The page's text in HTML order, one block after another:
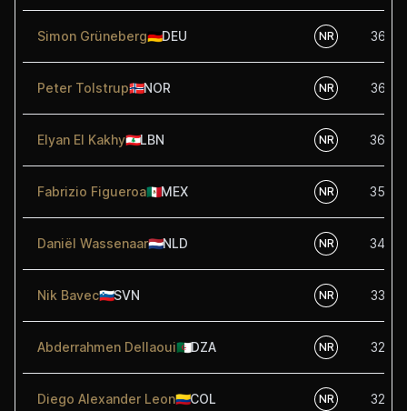
Simon Grüneberg🇩🇪DEU NR 36.25
Peter Tolstrup🇳🇴NOR NR 36.25
Elyan El Kakhy🇱🇧LBN NR 36.00
Fabrizio Figueroa🇲🇽MEX NR 35.00
Daniël Wassenaar🇳🇱NLD NR 34.00
Nik Bavec🇸🇮SVN NR 33.00
Abderrahmen Dellaoui🇩🇿DZA NR 32.50
Diego Alexander Leon🇨🇴COL NR 32.50